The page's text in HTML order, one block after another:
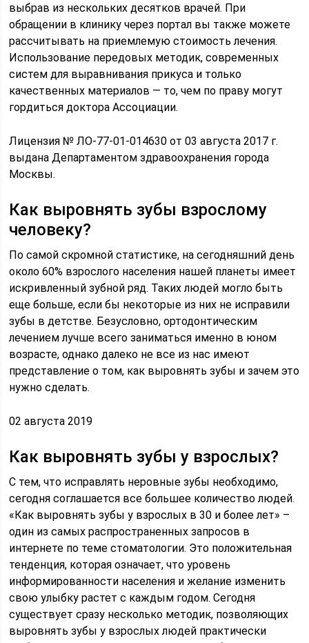
выбрав из нескольких десятков врачей. При
обращении в клинику через портал вы также можете
рассчитывать на приемлемую стоимость лечения.
Использование передовых методик, современных
систем для выравнивания прикуса и только
качественных материалов — то, чем по праву могут
гордиться доктора Ассоциации.
Лицензия № ЛО-77-01-014630 от 03 августа 2017 г.
выдана Департаментом здравоохранения города
Москвы.
Как выровнять зубы взрослому
человеку?
По самой скромной статистике, на сегодняшний день
около 60% взрослого населения нашей планеты имеет
искривленный зубной ряд. Таких людей могло быть
еще больше, если бы некоторые из них не исправили
зубы в детстве. Безусловно, ортодонтическим
лечением лучше всего заниматься именно в юном
возрасте, однако далеко не все из нас имеют
представление о том, как выровнять зубы и зачем это
нужно сделать.
02 августа 2019
Как выровнять зубы у взрослых?
С тем, что исправлять неровные зубы необходимо,
сегодня соглашается все большее количество людей.
«Как выровнять зубы у взрослых в 30 и более лет» –
один из самых распространенных запросов в
интернете по теме стоматологии. Это положительная
тенденция, которая означает, что уровень
информированности населения и желание изменить
свою улыбку растет с каждым годом. Сегодня
существует сразу несколько методик, позволяющих
выровнять зубы у взрослых людей практически